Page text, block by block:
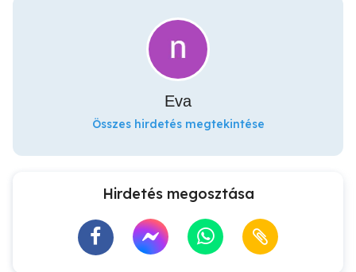
Eva
Összes hirdetés megtekintése
Hirdetés megosztása